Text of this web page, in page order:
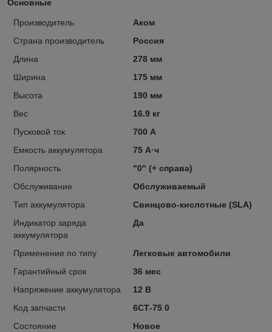
Основные
Производитель
Аком
Страна производитель
Россия
Длина
278 мм
Ширина
175 мм
Высота
190 мм
Вес
16.9 кг
Пусковой ток
700 А
Емкость аккумулятора
75 А·ч
Полярность
"0" (+ справа)
Обслуживание
Обслуживаемый
Тип аккумулятора
Свинцово-кислотные (SLA)
Индикатор заряда
аккумулятора
Да
Применение по типу
Легковые автомобили
Гарантийный срок
36 мес
Напряжение аккумулятора
12 В
Код запчасти
6СТ-75 0
Состояние
Новое